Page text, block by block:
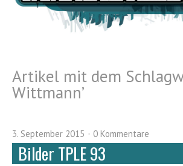
Artikel mit dem
Wittmann’
3. September 2015 0 Kommentare
Bilder TPLE 93